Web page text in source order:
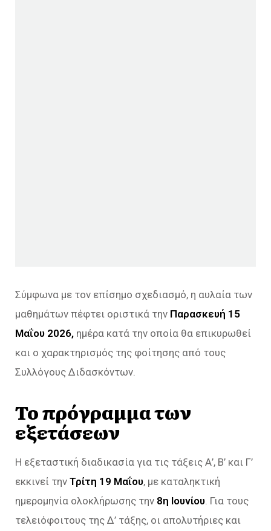
Σύμφωνα με τον επίσημο σχεδιασμό, η αυλαία των
μαθημάτων πέφτει οριστικά την Παρασκευή 15
Μαΐου 2026, ημέρα κατά την οποία θα επικυρωθεί
και ο χαρακτηρισμός της φοίτησης από τους
Συλλόγους Διδασκόντων.
Το πρόγραμμα των
εξετάσεων
Η εξεταστική διαδικασία για τις τάξεις Α’, Β’ και Γ’
εκκινεί την Τρίτη 19 Μαΐου, με καταληκτική
ημερομηνία ολοκλήρωσης την 8η Ιουνίου . Για τους
τελειόφοιτους της Δ’ τάξης, οι απολυτήριες και